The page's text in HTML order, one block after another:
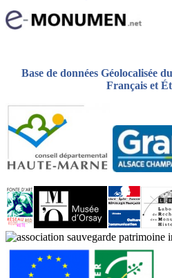
Base de données Géolocalisée
Français et